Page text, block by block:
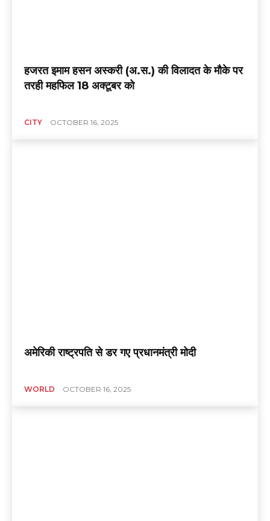
हजरत इमाम हसन अस्करी (अ.स.) की विलादत के मौके पर
तरही महफिल 18 अक्टूबर को
CITY OCTOBER 16, 2025
अमेरिकी राष्ट्रपति से डर गए प्रधानमंत्री मोदी
WORLD OCTOBER 16, 2025